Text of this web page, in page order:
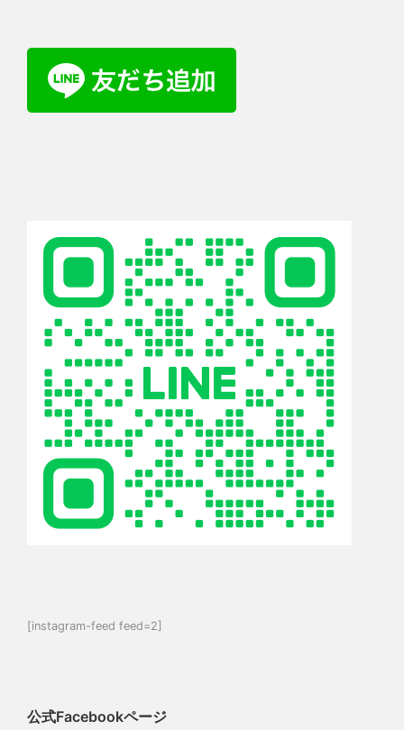
[instagram-feed feed=2]
公式Facebookページ